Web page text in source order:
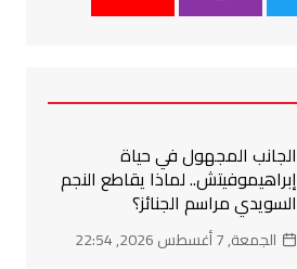
الجانب المجهول في حياة
إبراهيموفيتش.. لماذا يقاطع النجم
السويدي مراسم الجنائز؟
الجمعة, 7 أغسطس 2026, 22:54